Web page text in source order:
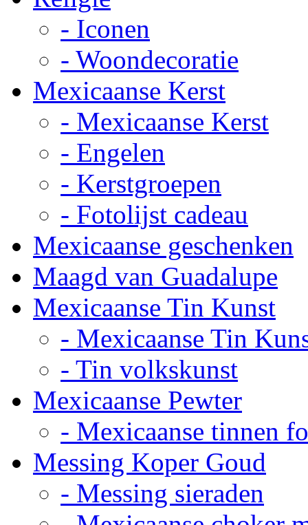
- Iconen
- Woondecoratie
Mexicaanse Kerst
- Mexicaanse Kerst
- Engelen
- Kerstgroepen
- Fotolijst cadeau
Mexicaanse geschenken
Maagd van Guadalupe
Mexicaanse Tin Kunst
- Mexicaanse Tin
- Tin volkskunst
Mexicaanse Pewter
- Mexicaanse tinnen
Messing Koper Goud
- Messing sieraden